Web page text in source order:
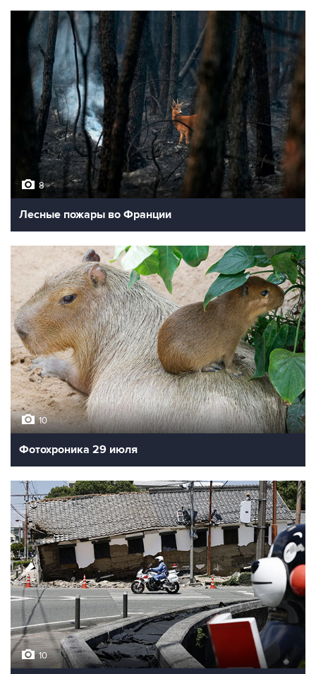
8
Лесные пожары во Франции
10
Фотохроника 29 июля
10